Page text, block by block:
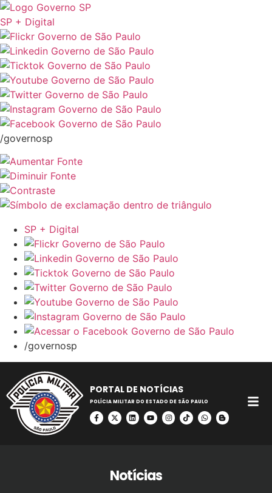
SP + Digital
/governosp
SP + Digital
/governosp
PORTAL DE NOTÍCIAS
POLÍCIA MILITAR DO ESTADO DE SÃO PAULO
Notícias